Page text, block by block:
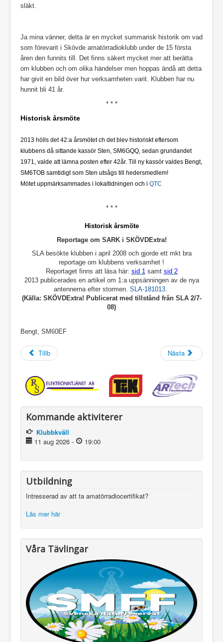
släkt.
Ja mina vänner, detta är en mycket summarisk historik om vad
som förevarit i Skövde amatörradioklubb under de 15 första
åren den funnits till. Det finns säkert mycket mer att berätta
om klubben och om olika händelser men hoppas ändå att detta
har givit en bild över hur verksamheten varit. Klubben har nu
hunnit bli 41 år.
* * *
Historisk årsmöte
2013 hölls det 42:a årsmötet ch det blev historiskt eftersom
klubbens då sittande kassör Sten, SM6GQQ, sedan grundandet
1971, valde att lämna posten efter 42år. Till ny kassör valdes Bengt,
SM6TOB samtidigt som Sten utsågs till hedersmedlem!
Mötet uppmärksammades i lokaltidningen och i QTC
* * *
Historisk årsmöte
Reportage om SARK i SKÖVDExtra!
SLA besökte klubben i april 2008 och gjorde ett mkt bra
reportage om klubbens verksamhet !
Reportaget finns att läsa här: sid 1samt sid 2
2013 publicerades en artikel om 1:a uppsänningen av de nya
antennerna efter stormen. SLA-181013.
(Källa: SKÖVDExtra! Publicerat med tillstånd från SLA 2/7-
08)
Bengt, SM60EF
Tillb Nästa
Kommande aktiviterer
Klubbkväll
11 aug 2026 - 19:00
Utbildning
Intresserad av att ta amatörradiocertifikat?
Läs mer här
Våra Tävlingar